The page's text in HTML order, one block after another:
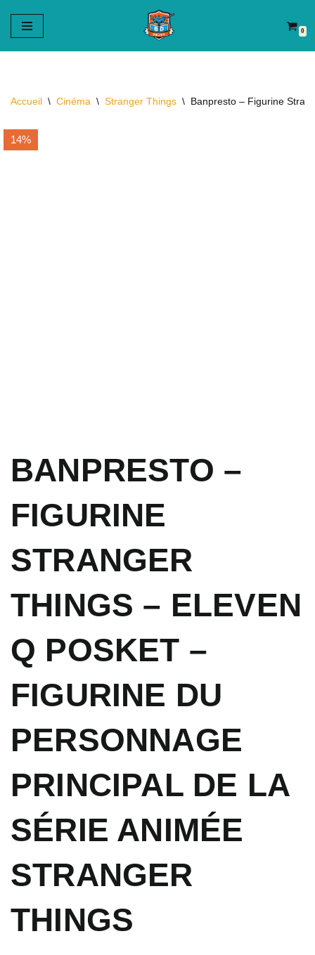
Aller
au
0
Accueil \ Cinéma \ Stranger Things \ Banpresto – Figurine
14%
BANPRESTO –
FIGURINE
STRANGER
THINGS – ELEVEN
Q POSKET –
FIGURINE DU
PERSONNAGE
PRINCIPAL DE LA
SÉRIE ANIMÉE
STRANGER
THINGS